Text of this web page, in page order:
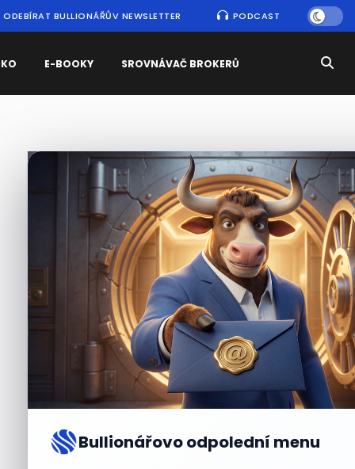
ODEBÍRAT BULLIONÁŘŮV NEWSLETTER PODCAST
E-BOOKY SROVNÁVAČ BROKERŮ
Bullionářovo odpolední menu
Nejčtenějšízprávy